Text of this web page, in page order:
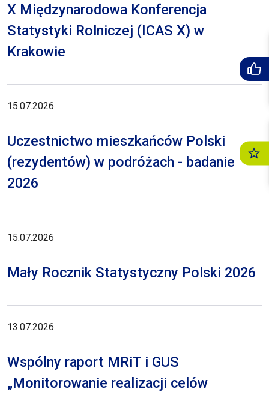
X Międzynarodowa Konferencja
Statystyki Rolniczej (ICAS X) w
Krakowie
15.07.2026
Uczestnictwo mieszkańców Polski
(rezydentów) w podróżach - badanie
2026
15.07.2026
Mały Rocznik Statystyczny Polski 2026
13.07.2026
Wspólny raport MRiT i GUS
„Monitorowanie realizacji celów